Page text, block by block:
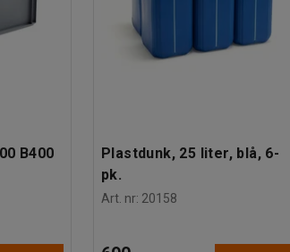
B400
Plastdunk, 25 liter, blå, 6-
pk.
Art. nr: 20158